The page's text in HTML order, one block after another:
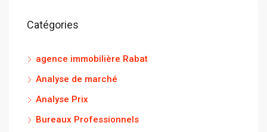
Catégories
agence immobilière Rabat
Analyse de marché
Analyse Prix
Bureaux Professionnels